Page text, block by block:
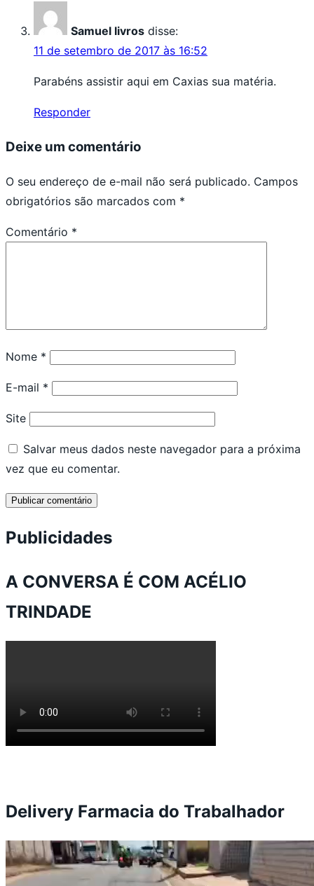
Samuel livros disse:
11 de setembro de 2017 às 16:52
Parabéns assistir aqui em Caxias sua matéria.
Responder
Deixe um comentário
O seu endereço de e-mail não será publicado. Campos
obrigatórios são marcados com *
Comentário *
Nome *
E-mail *
Site
Salvar meus dados neste navegador para a próxima
vez que eu comentar.
Publicidades
A CONVERSA É COM ACÉLIO
TRINDADE
Delivery Farmacia do Trabalhador